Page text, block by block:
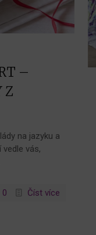
–
Z
na jazyku a
vás,
0 Číst více